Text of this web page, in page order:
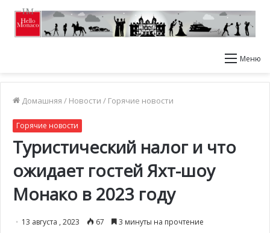
Меню
Домашняя / Новости / Горячие новости
Горячие новости
Туристический налог и что
ожидает гостей Яхт-шоу
Монако в 2023 году
13 августа , 2023 67 3 минуты на прочтение